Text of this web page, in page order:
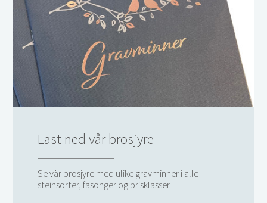
Last ned vår brosjyre
Se vår brosjyre med ulike gravminner i alle
steinsorter, fasonger og prisklasser.